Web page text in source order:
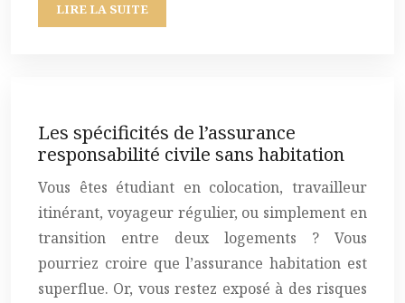
LIRE LA SUITE
Les spécificités de l’assurance
responsabilité civile sans habitation
Vous êtes étudiant en colocation, travailleur
itinérant, voyageur régulier, ou simplement en
transition entre deux logements ? Vous
pourriez croire que l’assurance habitation est
superflue. Or, vous restez exposé à des risques